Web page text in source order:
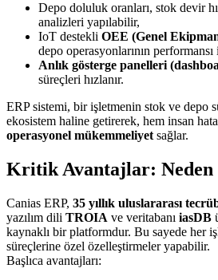
Depo doluluk oranları, stok devir
analizleri yapılabilir,
IoT destekli OEE (Genel
depo operasyonlarının
Anlık gösterge panelleri
süreçleri hızlanır.
ERP sistemi, bir işletmenin stok ve depo
ekosistem haline getirerek, hem insan
operasyonel mükemmeliyet sağlar.
Kritik Avantajlar: Neden
Canias ERP, 35 yıllık uluslararası
yazılım dili TROIA ve veritabanı iasDB
kaynaklı bir platformdur. Bu sayede her
süreçlerine özel özelleştirmeler yapabilir.
Başlıca avantajları: